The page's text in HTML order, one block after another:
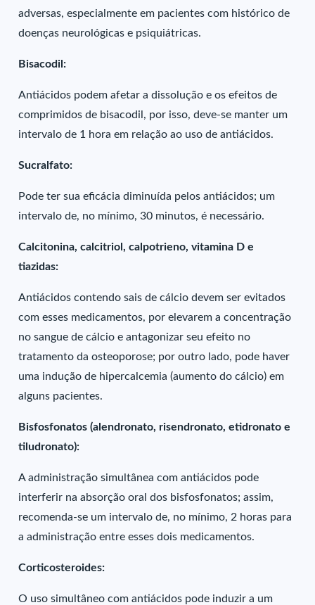
adversas, especialmente em pacientes com histórico de
doenças neurológicas e psiquiátricas.
Bisacodil:
Antiácidos podem afetar a dissolução e os efeitos de
comprimidos de bisacodil, por isso, deve-se manter um
intervalo de 1 hora em relação ao uso de antiácidos.
Sucralfato:
Pode ter sua eficácia diminuída pelos antiácidos; um
intervalo de, no mínimo, 30 minutos, é necessário.
Calcitonina, calcitriol, calpotrieno, vitamina D e
tiazidas:
Antiácidos contendo sais de cálcio devem ser evitados
com esses medicamentos, por elevarem a concentração
no sangue de cálcio e antagonizar seu efeito no
tratamento da osteoporose; por outro lado, pode haver
uma indução de hipercalcemia (aumento do cálcio) em
alguns pacientes.
Bisfosfonatos (alendronato, risendronato, etidronato e
tiludronato):
A administração simultânea com antiácidos pode
interferir na absorção oral dos bisfosfonatos; assim,
recomenda-se um intervalo de, no mínimo, 2 horas para
a administração entre esses dois medicamentos.
Corticosteroides:
O uso simultâneo com antiácidos pode induzir a um